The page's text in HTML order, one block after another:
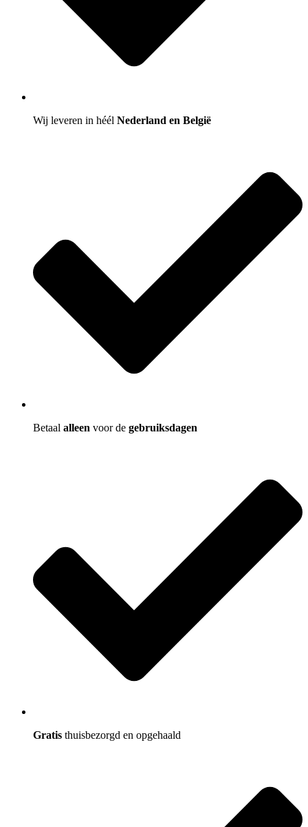
Wij leveren in héél Nederland en België
Betaal alleen voor de gebruiksdagen
Gratis thuisbezorgd en opgehaald